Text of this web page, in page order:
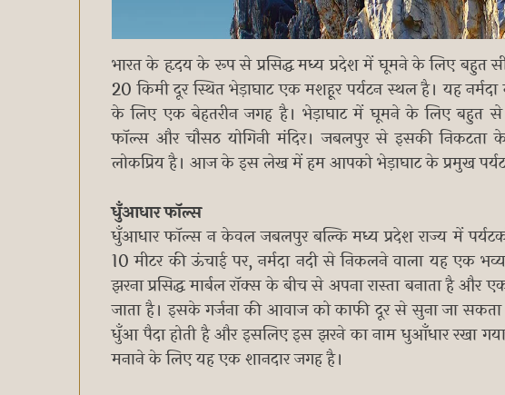
भारत के हृदय के रूप से प्रसिद्ध मध्य प्रदेश में घूमने के लिए बहुत
20 किमी दूर स्थित भेड़ाघाट एक मशहूर पर्यटन स्थल है। यह नर्मदा
के लिए एक बेहतरीन जगह है। भेड़ाघाट में घूमने के लिए बहुत से
फॉल्स और चौसठ योगिनी मंदिर। जबलपुर से इसकी निकटता
लोकप्रिय है। आज के इस लेख में हम आपको भेड़ाघाट के प्रमुख
धुँआधार फॉल्स
धुँआधार फॉल्स न केवल जबलपुर बल्कि मध्य प्रदेश राज्य में
10 मीटर की ऊंचाई पर, नर्मदा नदी से निकलने वाला यह एक
झरना प्रसिद्ध मार्बल रॉक्स के बीच से अपना रास्ता बनाता है
जाता है। इसके गर्जना की आवाज को काफी दूर से सुना जा
धुँआ पैदा होती है और इसलिए इस झरने का नाम धुआँधार रखा
मनाने के लिए यह एक शानदार जगह है।